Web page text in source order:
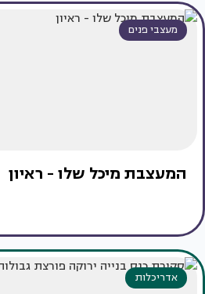
מעצבי פנים
המעצבת מיכל שלו - ראיון
אדריכלות